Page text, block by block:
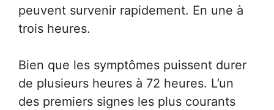
peuvent survenir rapidement. En une à
trois heures.
Bien que les symptômes puissent durer
de plusieurs heures à 72 heures. L’un
des premiers signes les plus courants